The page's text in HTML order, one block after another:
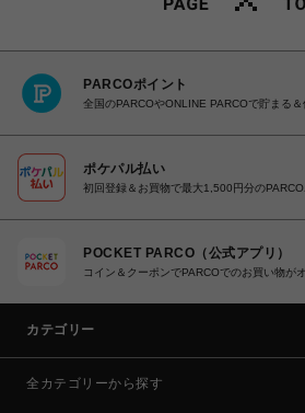
PARCOポイント
全国のPARCOやONLINE PARCOで貯まる＆
ポケパル払い
初回登録＆お買物で最大1,500円分の
POCKET PARCO（公式アプリ）
コイン＆クーポンでPARCOでのお買い物が
カテゴリー
全カテゴリーから探す